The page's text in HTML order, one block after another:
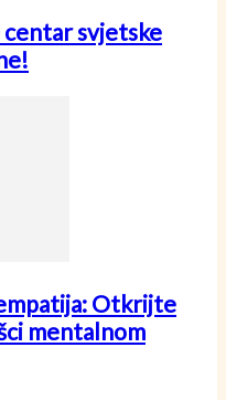
svjetske
Otkrijte
mentalnom